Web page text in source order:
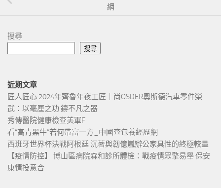
網
搜尋
搜尋
近期文章
匠人匠心·2024年齊魯年夜工匠｜尚OSDER奧斯德汽車零件榮
武：以毫厘之功 鑄不凡之器
秀傳醫院健康檢查美軍F
看“高青黑牛”若何帶富一方_中國查包養經歷網
西班牙世界杯決戰阿根廷 沉著與韌億嵐辦公家具性的終極較量
【疫情防控】 博山區病院森和診所體檢：戰疫情眾擎易舉 保安
康情投意合